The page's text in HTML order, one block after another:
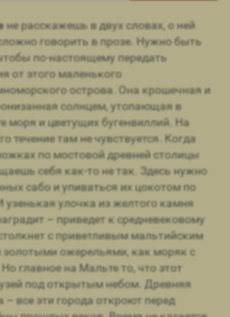
не расскажешь в двух словах, о ней
говорить в прозе. Нужно быть
по-настоящему передать
от этого маленького
острова. Она крошечная и
солнцем, утопающая в
моря и цветущих бугенвиллий. На
течение там не чувствуется. Когда
по мостовой древней столицы
себя как-то не так. Здесь нужно
сабо и упиваться их цокотом по
улочка из желтого камня
– приведет к средневековому
с приветливым мальтийским
ожерельями, как моряк с
главное на Мальте то, что этот
под открытым небом. Древняя
все эти города откроют перед